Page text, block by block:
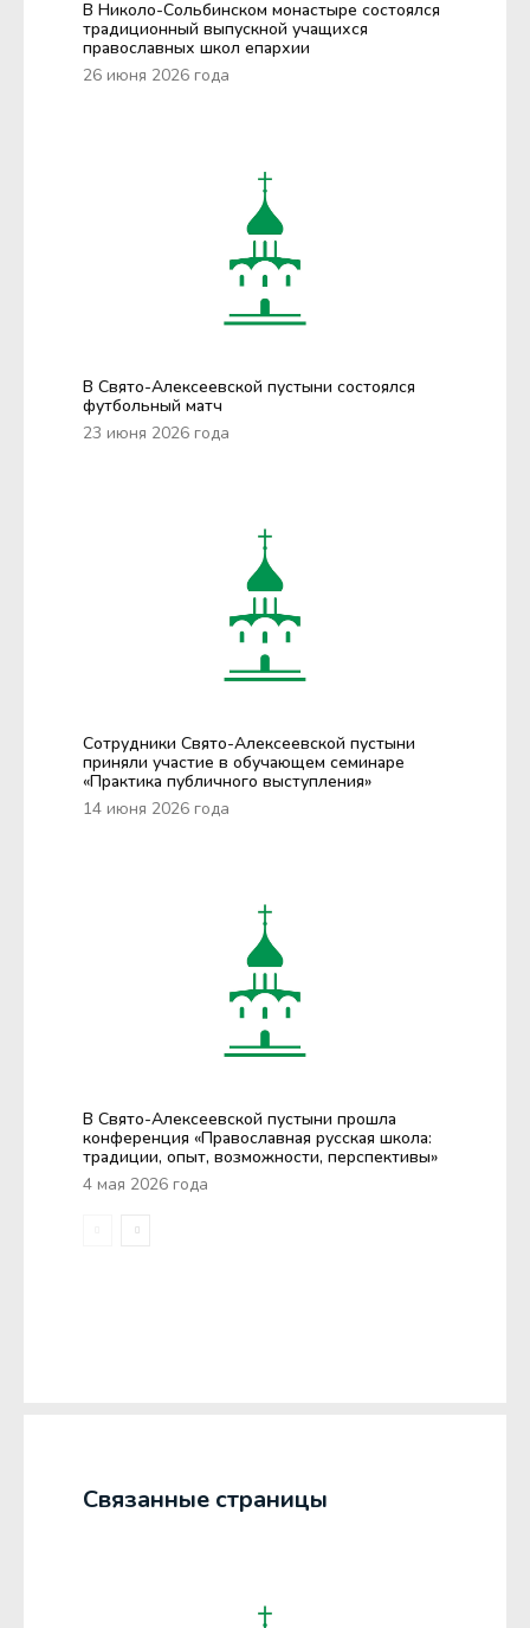
В Николо-Сольбинском монастыре состоялся
традиционный выпускной учащихся
православных школ епархии
26 июня 2026 года
В Свято-Алексеевской пустыни состоялся
футбольный матч
23 июня 2026 года
Сотрудники Свято-Алексеевской пустыни
приняли участие в обучающем семинаре
«Практика публичного выступления»
14 июня 2026 года
В Свято-Алексеевской пустыни прошла
конференция «Православная русская школа:
традиции, опыт, возможности, перспективы»
4 мая 2026 года
Связанные страницы